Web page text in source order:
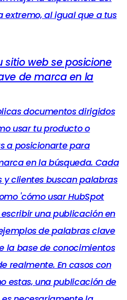
extremo, al igual que a tus
sitio web se posicione
de marca en la
documentos dirigidos
usar tu producto o
a posicionarte para
en la búsqueda. Cada
y clientes buscan palabras
'cómo usar HubSpot
una publicación en
de palabras clave
la base de conocimientos
realmente. En casos con
estas, una publicación de